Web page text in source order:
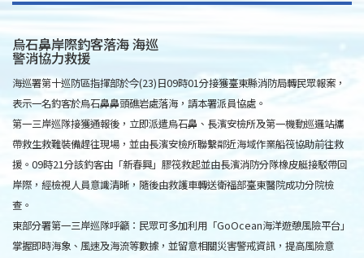
烏石鼻岸際釣客落海 海巡
警消協力救援
海巡署第十巡防區指揮部於今(23)日09時01分接獲臺東縣消防局轉民眾報案，
表示一名釣客於烏石鼻鼻頭礁岩處落海，請本署派員協處。
第一三岸巡隊接獲通報後，立即派遣烏石鼻、長濱安檢所及第一機動巡邏站攜
帶救生救難裝備趕往現場，並由長濱安檢所聯繫鄰近海域作業船筏協助前往救
援。09時21分該釣客由「新春興」膠筏救起並由長濱消防分隊橡皮艇接駁帶回
岸際，經檢視人員意識清晰，隨後由救護車轉送衛福部臺東醫院成功分院檢
查。
東部分署第一三岸巡隊呼籲：民眾可多加利用「GoOcean海洋遊憩風險平台」
掌握即時海象、風速及海流等數據，並留意相關災害警戒資訊，提高風險意